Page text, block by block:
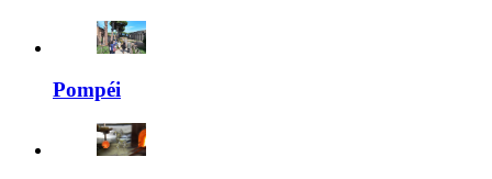
Pompéi